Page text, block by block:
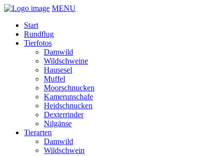
MENU
Start
Rundflug
Tierfotos
Damwild
Wildschweine
Hausesel
Muffel
Moorschnucken
Kamerunschafe
Heidschnucken
Dexterrinder
Nilgänse
Tierarten
Damwild
Wildschwein